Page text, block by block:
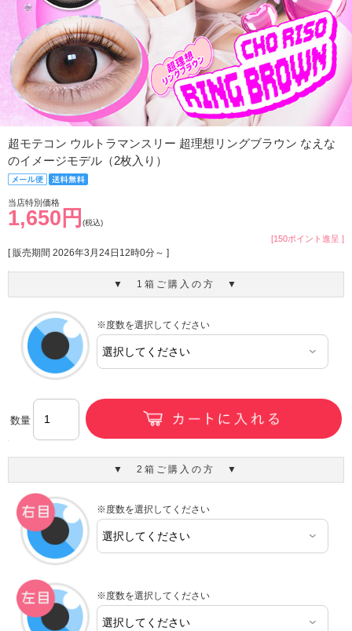
超モテコン ウルトラマンスリー 超理想リングブラウン なえな
のイメージモデル（2枚入り）
当店特別価格
1,650円 (税込)
[150ポイント進呈 ]
[ 販売期間 2026年3月24日12時0分～ ]
▼ 1箱ご購入の方 ▼
※度数を選択してください
数量
▼ 2箱ご購入の方 ▼
※度数を選択してください
※度数を選択してください